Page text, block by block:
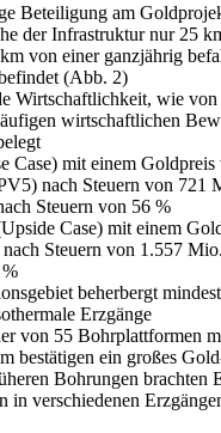
Beteiligung am
der Infrastruktur nur 25
von einer ganzjährig
(Abb. 2)
Wirtschaftlichkeit, wie
wirtschaftlichen
Case) mit einem
nach Steuern von 721
Steuern von 56 %
Case) mit einem
Steuern von 1.557
beherbergt
Erzgänge
von 55 Bohrplattformen
bestätigen ein großes
Bohrungen brachten
in verschiedenen